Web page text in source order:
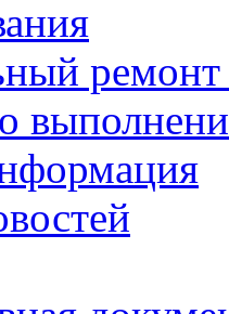
ремонт